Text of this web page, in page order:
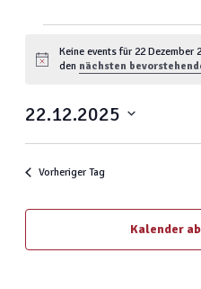
Notice
Keine events für 22 Dezember
den nächsten
22.12.2025
Datum
wählen.
Vorheriger Tag
Kalender